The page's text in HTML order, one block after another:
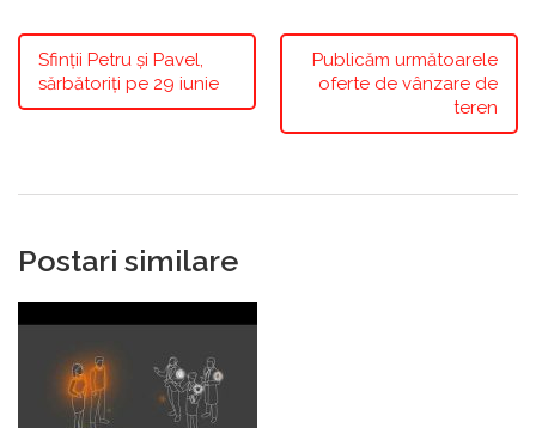
Sfinții Petru și Pavel,
sărbătoriți pe 29 iunie
Publicăm următoarele
oferte de vânzare de
teren
Postari similare